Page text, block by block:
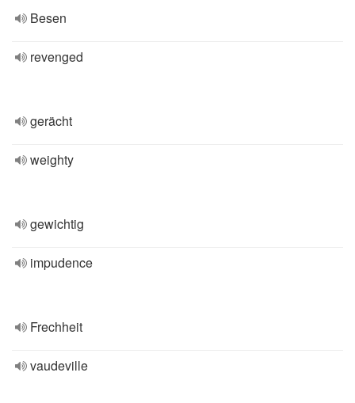
Besen
revenged
gerächt
weighty
gewichtig
impudence
Frechheit
vaudeville